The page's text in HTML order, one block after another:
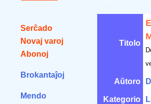
Serĉado
Novaj varoj
Abonoj
Brokantaĵoj
Mendo
Titolo
Aŭtoro
Kategorio